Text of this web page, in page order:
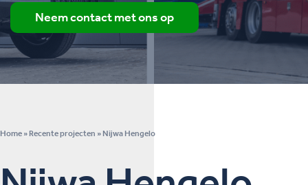
Neem contact met ons op
Home » Recente projecten » Nijwa Hengelo